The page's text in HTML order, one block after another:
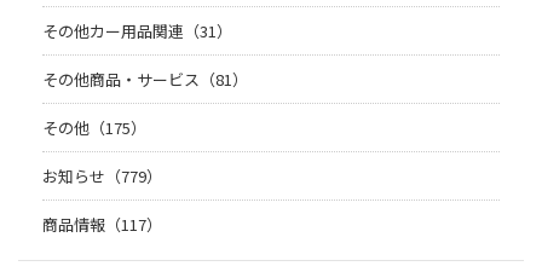
その他カー用品関連（31）
その他商品・サービス（81）
その他（175）
お知らせ（779）
商品情報（117）